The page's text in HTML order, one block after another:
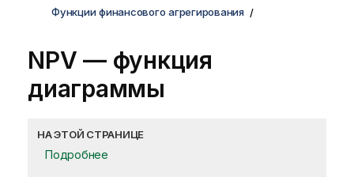
Функции финансового агрегирования
NPV — функция
диаграммы
НА ЭТОЙ СТРАНИЦЕ
Подробнее